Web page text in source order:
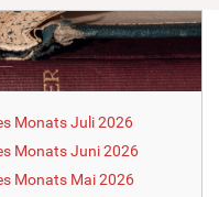
Monats Juli 2026
Monats Juni 2026
Monats Mai 2026